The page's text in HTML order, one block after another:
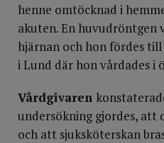
henne omtöcknad i
akuten. En huvudröntgen
hjärnan och hon fördes
i Lund där hon vårdades i
Vårdgivaren
undersökning gjordes, att
och att sjuksköterskan